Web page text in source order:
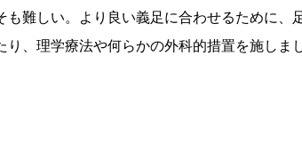
も難しい。より良い義足に合わせるために
り、理学療法や何らかの外科的措置を施しま